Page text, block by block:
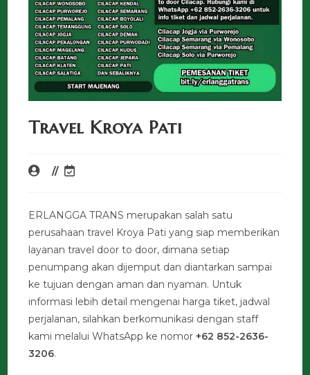
Travel Kroya Pati
ERLANGGA TRANS merupakan salah satu
perusahaan travel Kroya Pati yang siap memberikan
layanan travel door to door, dimana setiap
penumpang akan dijemput dan diantarkan sampai
ke tujuan dengan aman dan nyaman. Untuk
informasi lebih detail mengenai harga tiket, jadwal
perjalanan, silahkan berkomunikasi dengan staff
kami melalui WhatsApp ke nomor+62 852-2636-
3206.